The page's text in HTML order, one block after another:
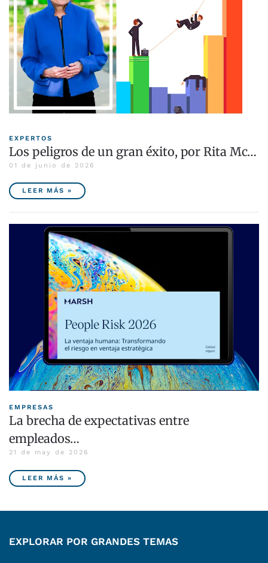
EXPERTOS
Los peligros de un gran éxito, por Rita Mc…
01 de junio de 2026
LEER MÁS »
EMPRESAS
La brecha de expectativas entre
empleados…
21 de may de 2026
LEER MÁS »
EXPLORAR POR GRANDES TEMAS